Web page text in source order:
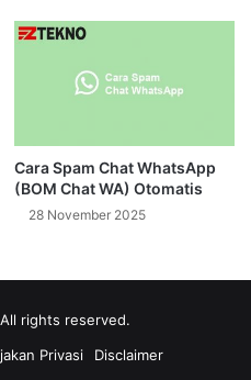
Cara Spam Chat WhatsApp
(BOM Chat WA) Otomatis
28 November 2025
All rights reserved.
Privasi Disclaimer